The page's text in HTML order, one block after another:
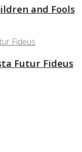
and Fools
Futur Fideus